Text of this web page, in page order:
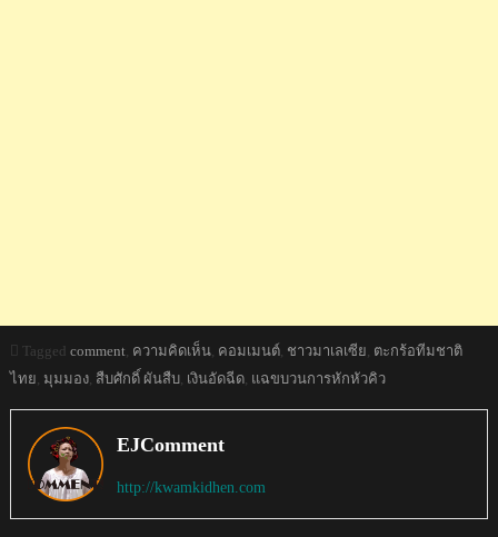
Tagged comment ความคิดเห็น, คอมเมนต์, ชาวมาเลเซีย ตะกร้อทีมชาติ
ไทย มุมมอง, สืบศักดิ์ ผันสืบ, เงินอัดฉีด, แฉขบวนการหักหัวคิว
EJComment
http://kwamkidhen.com